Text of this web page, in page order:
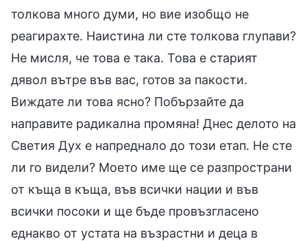
толкова много думи, но вие изобщо не
реагирахте. Наистина ли сте толкова глупави?
Не мисля, че това е така. Това е старият
дявол вътре във вас, готов за пакости.
Виждате ли това ясно? Побързайте да
направите радикална промяна! Днес делото на
Светия Дух е напреднало до този етап. Не сте
ли го видели? Моето име ще се разпространи
от къща в къща, във всички нации и във
всички посоки и ще бъде провъзгласено
еднакво от устата на възрастни и деца в